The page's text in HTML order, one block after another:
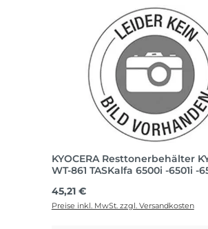
KYOCERA Resttonerbehälter
WT-861 TASKalfa 6500i -6501i -
-8002i -9002i ca. 500.000
Regulärer Preis:
45,21 €
Preise inkl. MwSt. zzgl. Versandkosten